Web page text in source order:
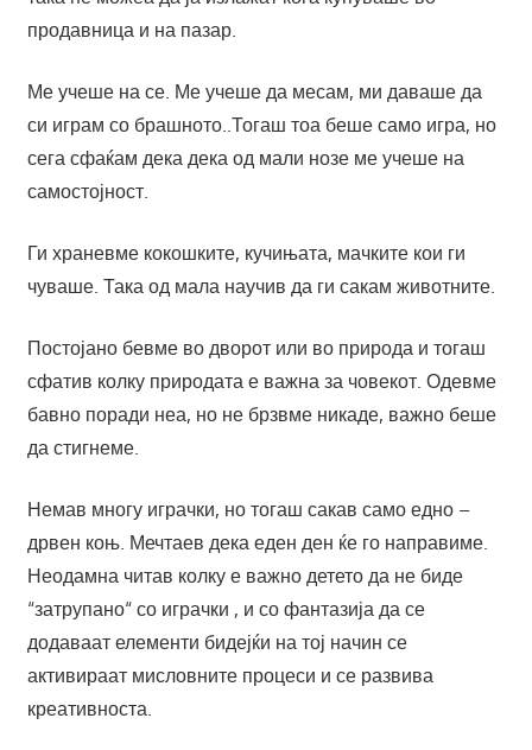
продавница и на пазар.
Ме учеше на се. Ме учеше да месам, ми даваше да
си играм со брашното..Тогаш тоа беше само игра, но
сега сфаќам дека дека од мали нозе ме учеше на
самостојност.
Ги храневме кокошките, кучињата, мачките кои ги
чуваше. Така од мала научив да ги сакам животните.
Постојано бевме во дворот или во природа и тогаш
сфатив колку природата е важна за човекот. Одевме
бавно поради неа, но не брзвме никаде, важно беше
да стигнеме.
Немав многу играчки, но тогаш сакав само едно –
дрвен коњ. Мечтаев дека еден ден ќе го направиме.
Неодамна читав колку е важно детето да не биде
“затрупано“ со играчки , и со фантазија да се
додаваат елементи бидејќи на тој начин се
активираат мисловните процеси и се развива
креативноста.